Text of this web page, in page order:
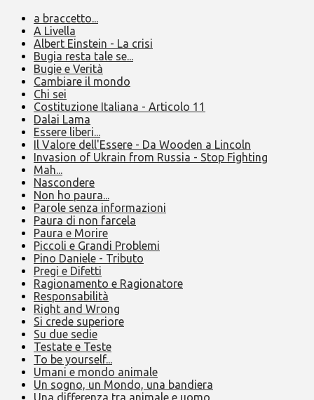
a braccetto...
A Livella
Albert Einstein - La crisi
Bugia resta tale se...
Bugie e Verità
Cambiare il mondo
Chi sei
Costituzione Italiana - Articolo 11
Dalai Lama
Essere liberi...
Il Valore dell'Essere - Da Wooden a Lincoln
Invasion of Ukrain from Russia - Stop Fighting
Mah...
Nascondere
Non ho paura...
Parole senza informazioni
Paura di non farcela
Paura e Morire
Piccoli e Grandi Problemi
Pino Daniele - Tributo
Pregi e Difetti
Ragionamento e Ragionatore
Responsabilità
Right and Wrong
Si crede superiore
Su due sedie
Testate e Teste
To be yourself...
Umani e mondo animale
Un sogno, un Mondo, una bandiera
Una differenza tra animale e uomo